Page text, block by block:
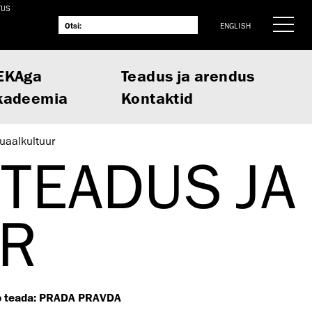
ENGLISH
Teadus ja arendus
Kontaktid
JA
PRADA PRAVDA